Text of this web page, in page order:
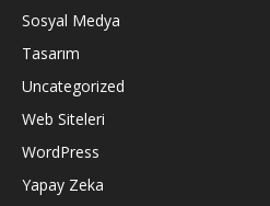
Sosyal Medya
Tasarım
Uncategorized
Web Siteleri
WordPress
Yapay Zeka